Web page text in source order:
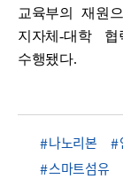
교육부의 재원
지자체-대학 협
수행됐다.
나노리본
스마트섬유